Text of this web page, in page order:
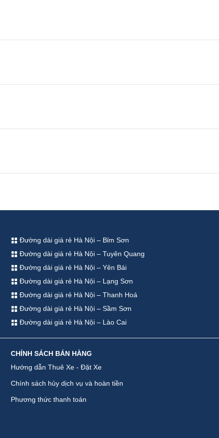
Đường dài giá rẻ Hà Nội – Bỉm Sơn
Đường dài giá rẻ Hà Nội – Tuyên Quang
Đường dài giá rẻ Hà Nội – Yên Bái
Đường dài giá rẻ Hà Nội – Lạng Sơn
Đường dài giá rẻ Hà Nội – Thanh Hoá
Đường dài giá rẻ Hà Nội – Sầm Sơn
Đường dài giá rẻ Hà Nội – Lào Cai
CHÍNH SÁCH BÁN HÀNG
Hướng dẫn Thuê Xe - Đặt Xe
Chính sách hủy dịch vụ và hoàn tiền
Phương thức thanh toán